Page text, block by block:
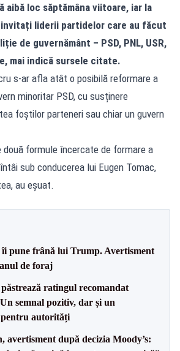
aibă loc săptămâna viitoare, iar la
liderii partidelor care au făcut
de guvernământ – PSD, PNL, USR,
mai indică sursele citate.
s-ar afla atât o posibilă reformare a
minoritar PSD, cu susținere
foștilor parteneri sau chiar un guvern
două formule încercate de formare a
sub conducerea lui Eugen Tomac,
au eșuat.
pune frână lui Trump. Avertisment
de foraj
ratingul recomandat
semnal pozitiv, dar și un
autorități
avertisment după decizia Moody’s: